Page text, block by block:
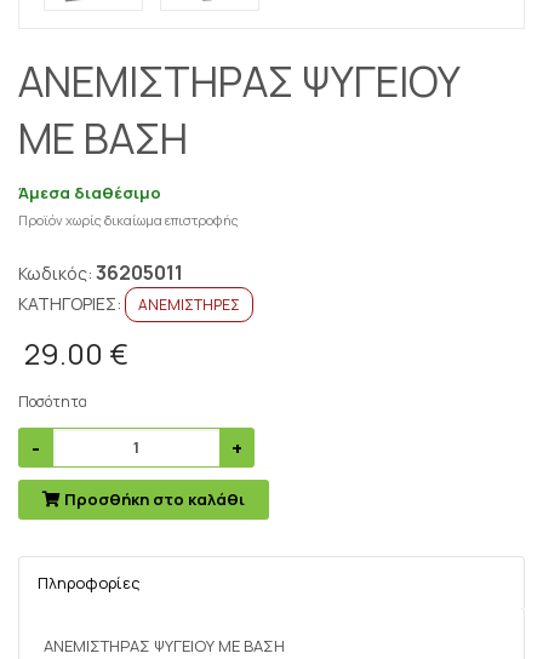
ΑΝΕΜΙΣΤΗΡΑΣ ΨΥΓΕΙΟΥ
ΜΕ ΒΑΣΗ
Άμεσα διαθέσιμο
Προϊόν χωρίς δικαίωμα επιστροφής
Κωδικός: 36205011
ΚΑΤΗΓΟΡΙΕΣ: ΑΝΕΜΙΣΤΗΡΕΣ
29.00 €
Ποσότητα
Προσθήκη στο καλάθι
Πληροφορίες
ΑΝΕΜΙΣΤΗΡΑΣ ΨΥΓΕΙΟΥ ΜΕ ΒΑΣΗ